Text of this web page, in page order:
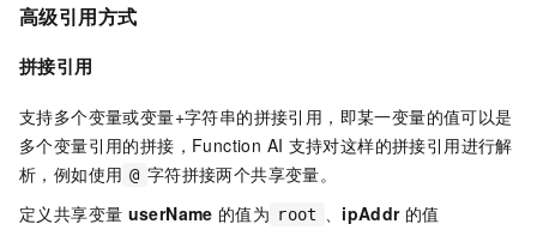
高级引用方式
拼接引用
支持多个变量或变量+字符串的拼接引用，即某一变量的值可以是
多个变量引用的拼接，Function AI 支持对这样的拼接引用进行解
析，例如使用 @ 字符拼接两个共享变量。
定义共享变量 userName 的值为 root 、 ipAddr 的值